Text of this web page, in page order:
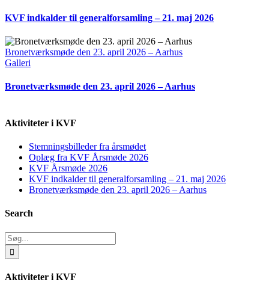
KVF indkalder til generalforsamling – 21. maj 2026
Bronetværksmøde den 23. april 2026 – Aarhus
Galleri
Bronetværksmøde den 23. april 2026 – Aarhus
Aktiviteter i KVF
Stemningsbilleder fra årsmødet
Oplæg fra KVF Årsmøde 2026
KVF Årsmøde 2026
KVF indkalder til generalforsamling – 21. maj 2026
Bronetværksmøde den 23. april 2026 – Aarhus
Search
Søg
efter:
Aktiviteter i KVF